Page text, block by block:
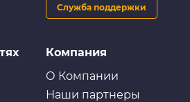
двигателя "Motor Cleaner", 5.8 кг
Компания
О Компании
Наши партнеры
Служба поддержки